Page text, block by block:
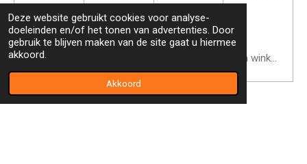
Deze website gebruikt cookies voor analyse-
doeleinden en/of het tonen van advertenties. Door
gebruik te blijven maken van de site gaat u hiermee
akkoord.
Akkoord
In winkelwagen
€ 1.950,00
In winkelwagen
1 2